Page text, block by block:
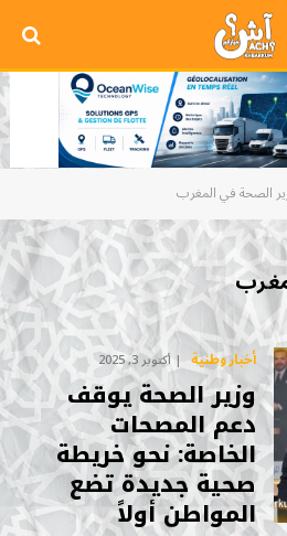
الصحة في المغرب
أخبار وطنية أكتوبر 3, 2025
وزير الصحة يوقف
دعم المصحات
الخاصة: نحو خريطة
صحية جديدة تضع
المواطن أولاً